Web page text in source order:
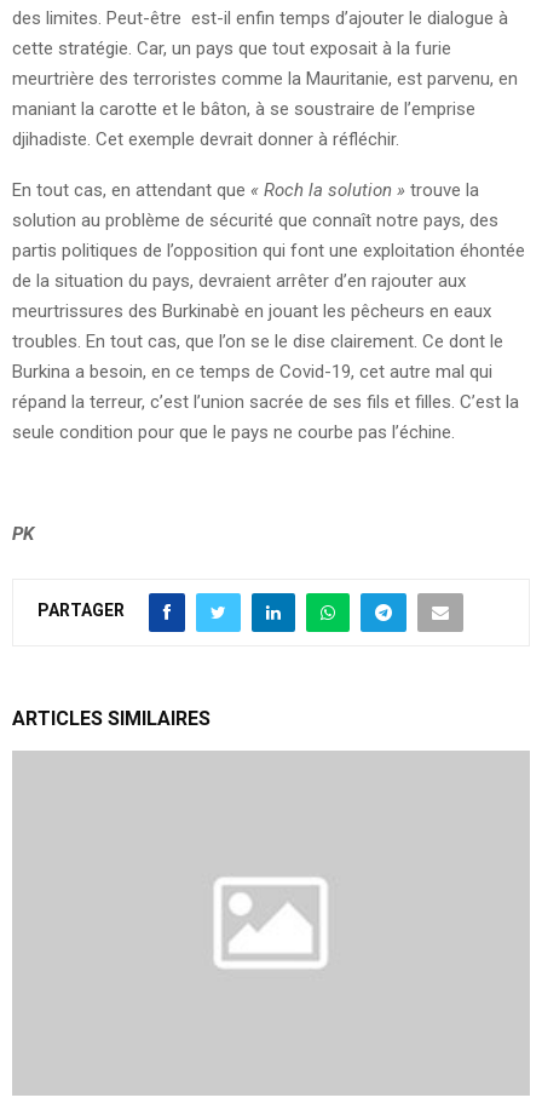
des limites. Peut-être est-il enfin temps d’ajouter le dialogue à
cette stratégie. Car, un pays que tout exposait à la furie
meurtrière des terroristes comme la Mauritanie, est parvenu, en
maniant la carotte et le bâton, à se soustraire de l’emprise
djihadiste. Cet exemple devrait donner à réfléchir.
En tout cas, en attendant que « Roch la solution » trouve la
solution au problème de sécurité que connaît notre pays, des
partis politiques de l’opposition qui font une exploitation éhontée
de la situation du pays, devraient arrêter d’en rajouter aux
meurtrissures des Burkinabè en jouant les pêcheurs en eaux
troubles. En tout cas, que l’on se le dise clairement. Ce dont le
Burkina a besoin, en ce temps de Covid-19, cet autre mal qui
répand la terreur, c’est l’union sacrée de ses fils et filles. C’est la
seule condition pour que le pays ne courbe pas l’échine.
PK
PARTAGER
ARTICLES SIMILAIRES